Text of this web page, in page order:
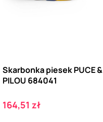
Skarbonka piesek PUCE &
PILOU 684041
Cena
164,51 zł